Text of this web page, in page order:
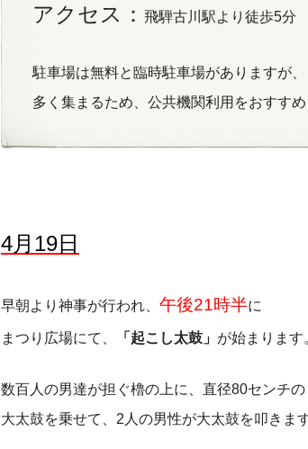
アクセス： 飛騨古川駅より徒歩5分
駐車場は無料と臨時駐車場がありますが、
多く集まるため、公共機関利用をおすすめ
4月19日
早朝より神事が行われ、 午後21時半に
まつり広場にて、 「起こし太鼓」 が始まります
数百人の男達が担ぐ櫓の上に、直径80センチの
大太鼓を乗せて、2人の男性が大太鼓を叩きます